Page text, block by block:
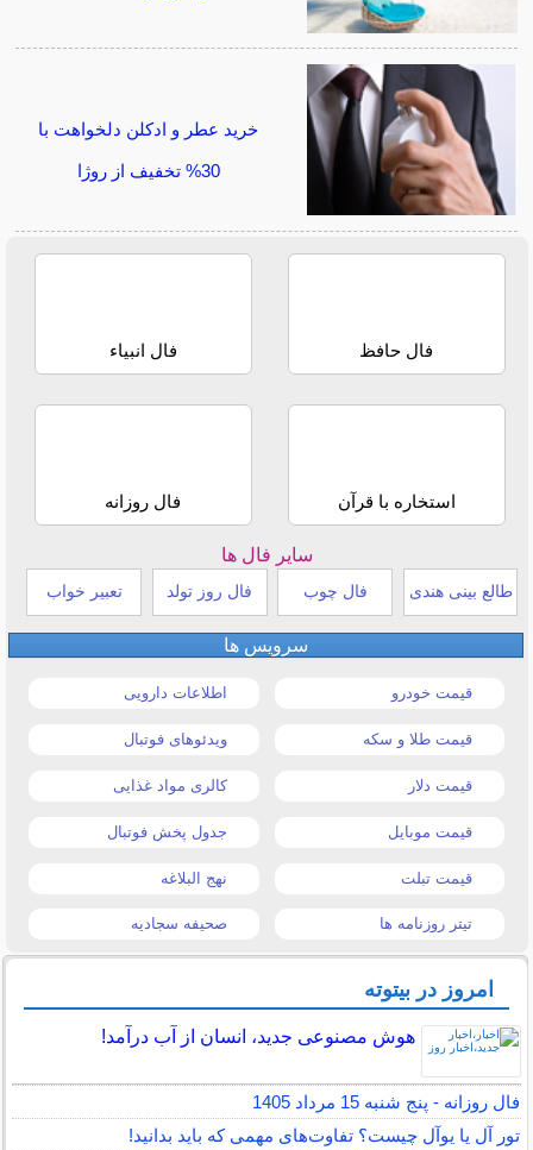
خرید عطر و ادکلن دلخواهت با
30% تخفیف از روژا
فال حافظ فال انبیاء
استخاره با قرآن فال روزانه
سایر فال ها
طالع بینی هندی فال چوب فال روز تولد تعبیر خواب
سرویس ها
قیمت خودرو اطلاعات دارویی
قیمت طلا و سکه ویدئوهای فوتبال
قیمت دلار کالری مواد غذایی
قیمت موبایل جدول پخش فوتبال
قیمت تبلت نهج البلاغه
تیتر روزنامه ها صحیفه سجادیه
امروز در بیتوته
هوش مصنوعی جدید، انسان از آب درآمد!
فال روزانه - پنج شنبه 15 مرداد 1405
تور آل یا یوآل چیست؟ تفاوت‌های مهمی که باید بدانید!